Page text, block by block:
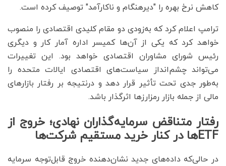
کاهش نرخ بهره را "دیرهنگام و ناکارآمد" توصیف کرده است.
ترامپ اعلام کرد که به‌زودی دو مقام کلیدی اقتصادی را منصوب
خواهد کرد که یکی از آن‌ها کمیسر اداره آمار کار و دیگری
رئیس شورای مشاوران اقتصادی خواهد بود. این تغییرات
می‌تواند چشم‌انداز سیاست‌های اقتصادی ایالات متحده را
به‌طور جدی تحت تأثیر قرار دهد و درنتیجه بر رفتار بازارهای
مالی از جمله بازار رمزارزها اثرگذار باشد.
رفتار متناقض سرمایه‌گذاران نهادی؛ خروج از
ETFها در کنار خرید مستقیم شرکت‌ها
در حالی‌که داده‌های جدید نشان‌دهنده خروج قابل‌توجه سرمایه